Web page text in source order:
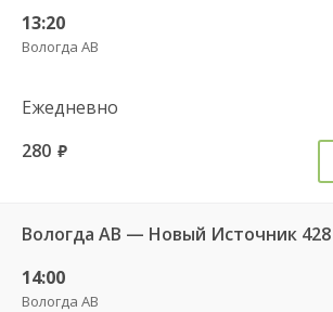
13:20
Вологда АВ
Ежедневно
280 руб.
Вологда АВ — Новый Источник 428
14:00
Вологда АВ